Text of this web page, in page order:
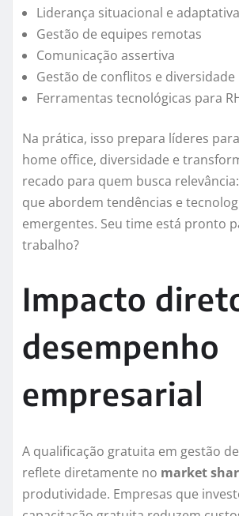
Liderança situacional e adaptativa
Gestão de equipes remotas
Comunicação assertiva
Gestão de conflitos e diversidade
Ferramentas tecnológicas para
Na prática, isso prepara líderes
home office, diversidade e
recado para quem busca
que abordem tendências e
emergentes. Seu time está pronto
trabalho?
Impacto
desempenho
empresarial
A qualificação gratuita em gestão
reflete diretamente no market
produtividade. Empresas que